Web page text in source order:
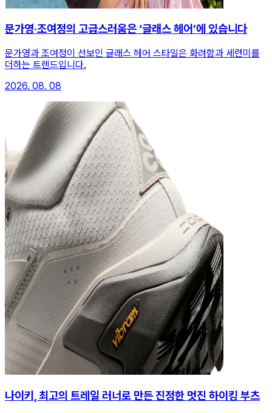
문가영·조여정의 고급스러움은 ‘글래스 헤어’에 있습니다
문가영과 조여정이 선보인 글래스 헤어 스타일은 화려함과 세련미를
더하는 트렌드입니다.
2026. 08. 08
나이키, 최고의 트레일 러너로 만든 진정한 멋진 하이킹 부츠